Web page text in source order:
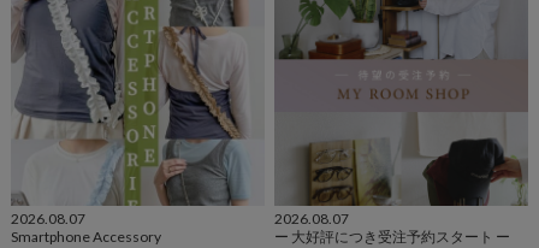
2026.08.07
Smartphone Accessory
2026.08.07
ー 大好評につき受注予約スタート ー